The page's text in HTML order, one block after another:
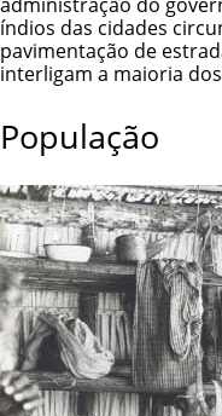
índios das cidades
pavimentação de
interligam a maioria
População